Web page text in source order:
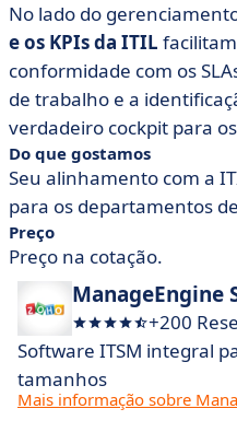
No lado do
e os KPIs da ITIL
conformidade com os
de trabalho e a
verdadeiro cockpit para
Do que gostamos
Seu alinhamento com a
para os departamentos
Preço
Preço na cotação.
ManageEngine
+200
Software ITSM integral
tamanhos
Mais informação sobre